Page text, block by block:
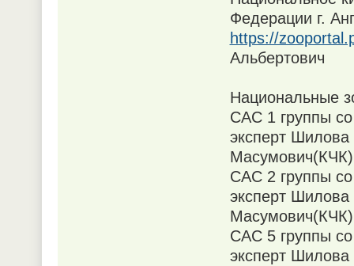
Федерации г.
https://
Альбертович
Национальные
САС 1 группы
эксперт
САС 2 группы
эксперт
САС 5 группы
эксперт